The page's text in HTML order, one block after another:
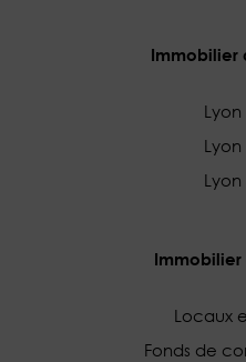
Immobilier
Immobilier
Locaux
Fonds de